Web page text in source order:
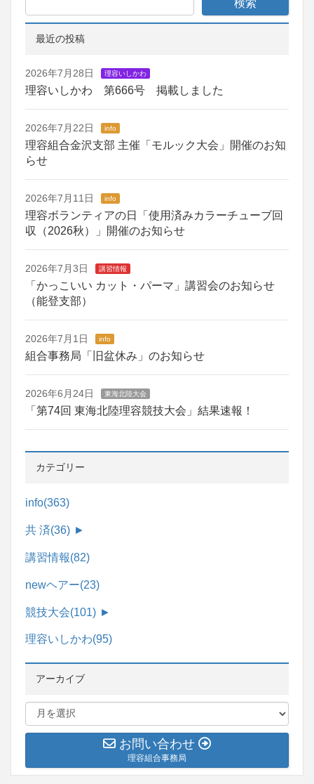
最近の投稿
2026年7月28日 理容いしかわ
理容いしかわ 第666号 掲載しました
2026年7月22日 info
理容組合金沢支部 主催「モルック大会」開催のお知
らせ
2026年7月11日 info
理容ボランティアの日「使用済みカラーチューブ回
収（2026秋）」開催のお知らせ
2026年7月3日 講習情報
「かっこいい カット・パーマ」講習会のお知らせ
（能登支部）
2026年7月1日 info
組合事務局「旧盆休み」のお知らせ
2026年6月24日 東海北陸大会
「第74回 東海北陸理容競技大会」結果速報！
カテゴリー
info(363)
共 済(36) ►
講習情報(82)
newヘアー(23)
競技大会(101) ►
理容いしかわ(95)
アーカイブ
お問い合わせ
理容組合事務局